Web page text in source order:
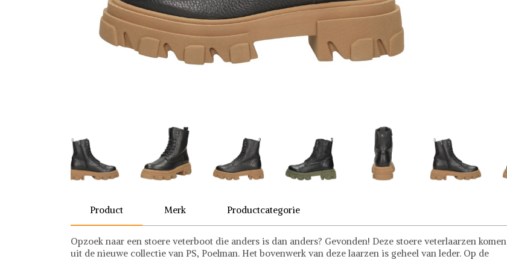
Product Merk Productcategorie
Opzoek naar een stoere veterboot die anders is dan anders? Gevonden! Deze stoere veterlaarzen komen
uit de nieuwe collectie van PS, Poelman. Het bovenwerk van deze laarzen is geheel van leder. Op de